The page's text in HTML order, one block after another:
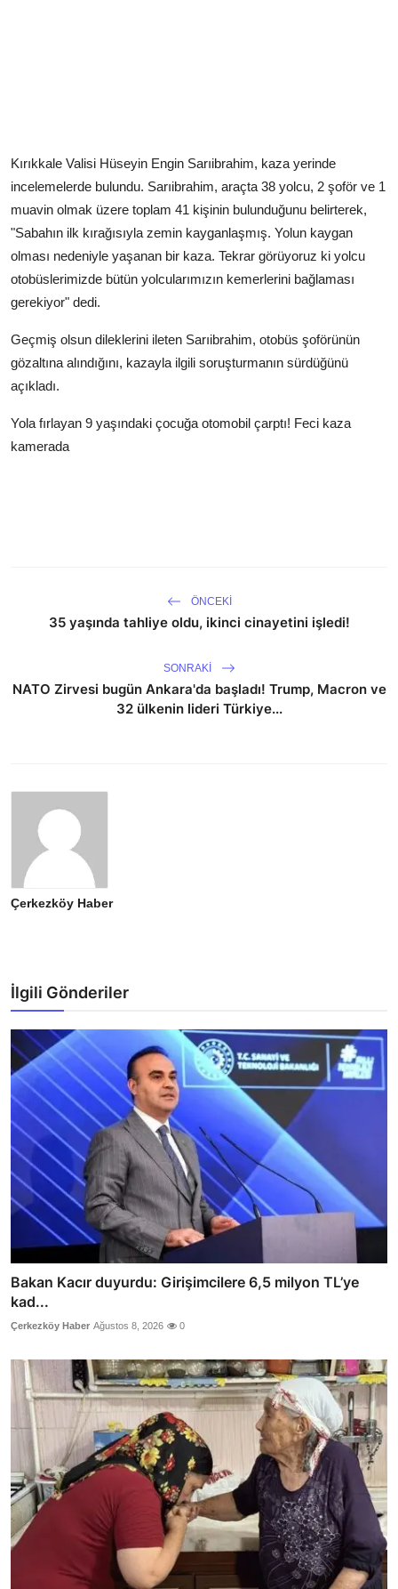
Kırıkkale Valisi Hüseyin Engin Sarıibrahim, kaza yerinde
incelemelerde bulundu. Sarıibrahim, araçta 38 yolcu, 2 şoför ve 1
muavin olmak üzere toplam 41 kişinin bulunduğunu belirterek,
"Sabahın ilk kırağısıyla zemin kayganlaşmış. Yolun kaygan
olması nedeniyle yaşanan bir kaza. Tekrar görüyoruz ki yolcu
otobüslerimizde bütün yolcularımızın kemerlerini bağlaması
gerekiyor" dedi.
Geçmiş olsun dileklerini ileten Sarıibrahim, otobüs şoförünün
gözaltına alındığını, kazayla ilgili soruşturmanın sürdüğünü
açıkladı.
Yola fırlayan 9 yaşındaki çocuğa otomobil çarptı! Feci kaza
kamerada
ÖNCEKI
35 yaşında tahliye oldu, ikinci cinayetini işledi!
SONRAKI
NATO Zirvesi bugün Ankara'da başladı! Trump, Macron ve
32 ülkenin lideri Türkiye...
Çerkezköy Haber
İlgili Gönderiler
Bakan Kacır duyurdu: Girişimcilere 6,5 milyon TL’ye
kad...
Çerkezköy Haber Ağustos 8, 2026 0